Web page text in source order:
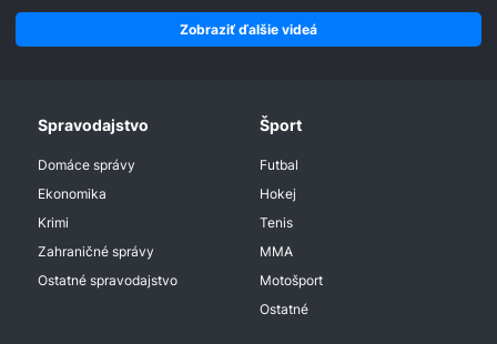
Zobraziť ďalšie videá
Spravodajstvo
Domáce správy
Ekonomika
Krimi
Zahraničné správy
Ostatné spravodajstvo
Šport
Futbal
Hokej
Tenis
MMA
Motošport
Ostatné